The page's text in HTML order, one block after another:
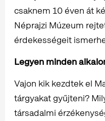
csaknem 10 éven át
Néprajzi Múzeum
érdekességeit
Legyen minden
Vajon kik kezdtek el
tárgyakat gyűjteni?
társadalmi